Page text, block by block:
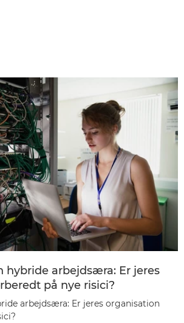
hybride arbejdsæra: Er jeres
på nye risici?
arbejdsæra: Er jeres organisation